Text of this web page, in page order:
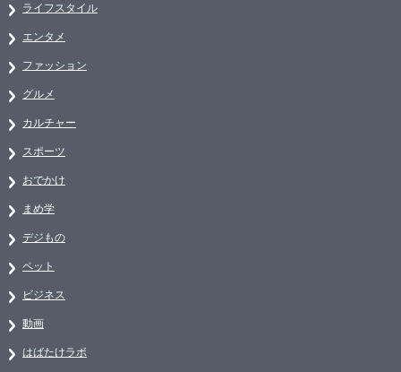
ライフスタイル
エンタメ
ファッション
グルメ
カルチャー
スポーツ
おでかけ
まめ学
デジもの
ペット
ビジネス
動画
はばたけラボ